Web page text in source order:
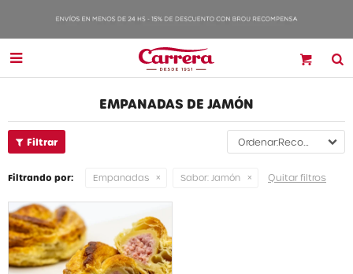

EMPANADAS DE JAMÓN
Recomendados
Filtrando por: Empanadas Sabor: Jamón Quitar filtros